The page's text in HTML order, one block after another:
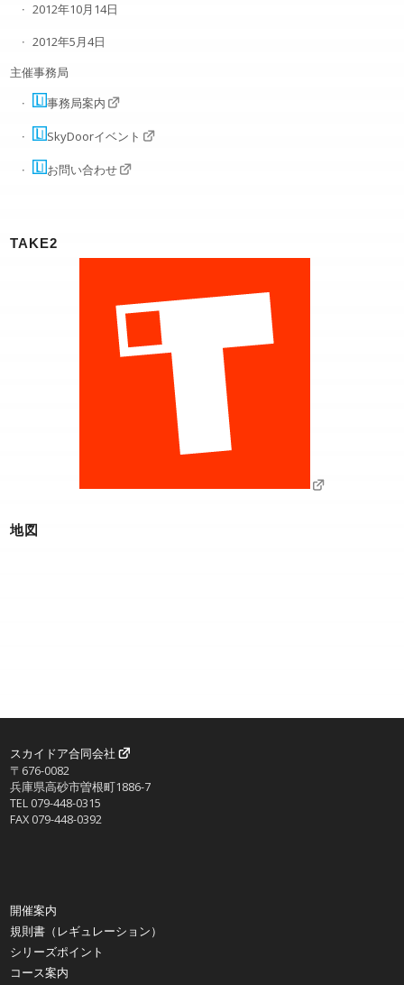
2012年10月14日
2012年5月4日
主催事務局
事務局案内
SkyDoorイベント
お問い合わせ
TAKE2
地図
スカイドア合同会社
〒676-0082
兵庫県高砂市曽根町1886-7
TEL 079-448-0315
FAX 079-448-0392
開催案内
規則書（レギュレーション）
シリーズポイント
コース案内